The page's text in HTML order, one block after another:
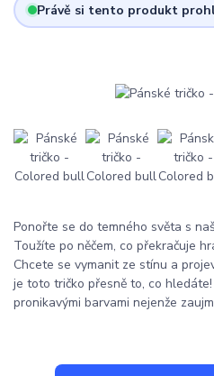
Právě si tento produkt
Ponořte se do temného světa s
Toužíte po něčem, co překračuje
Chcete se vymanit ze stínu a
je toto tričko přesně to, co
pronikavými barvami nejenže